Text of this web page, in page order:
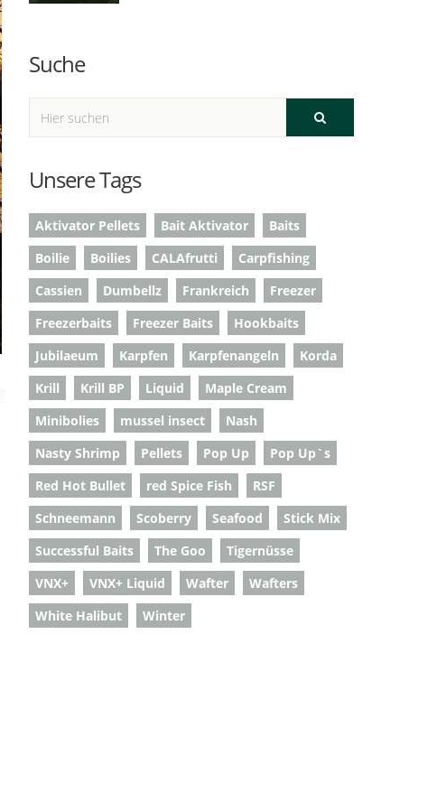
Suche
Unsere Tags
Aktivator Pellets Bait Aktivator
Baits
Boilie
Boilies CALAfrutti
Carpfishing
Cassien
Dumbellz Frankreich
Freezer
Freezerbaits
Freezer Baits
Hookbaits
Jubilaeum
Karpfen Karpfenangeln
Korda
Krill
Krill BP Liquid
Maple Cream
Minibolies
mussel insect
Nash
Nasty Shrimp
Pellets Pop Up
Pop Up`s
Red Hot Bullet
red Spice Fish
RSF
Schneemann
Scoberry Seafood
Stick Mix
Successful Baits
The Goo
Tigernüsse
VNX+
VNX+ Liquid Wafter
Wafters
White Halibut
Winter